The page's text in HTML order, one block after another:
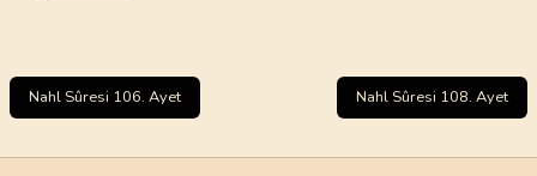
Nahl Sûresi 106. Ayet Nahl Sûresi 108. Ayet